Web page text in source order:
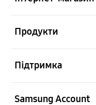
Продукти
Підтримка
Samsung Account